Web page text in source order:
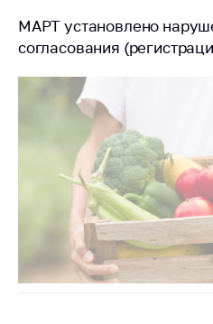
МАРТ установлено
согласования